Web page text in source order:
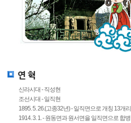
연 혁
신라시대 - 직성현
조선시대 - 일직현
1895. 5. 26.(고종32년) - 일직면으로 개칭 13개리
1914. 3. 1. - 원동면과 원서면을 일직면으로 합병